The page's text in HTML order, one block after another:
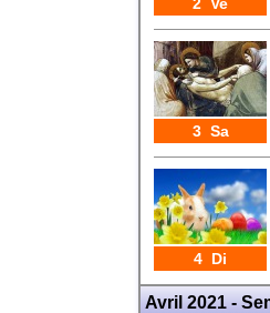
3 Sa
4 Di
Avril 2021 -